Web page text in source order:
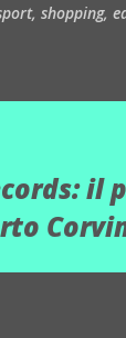
shopping,
il